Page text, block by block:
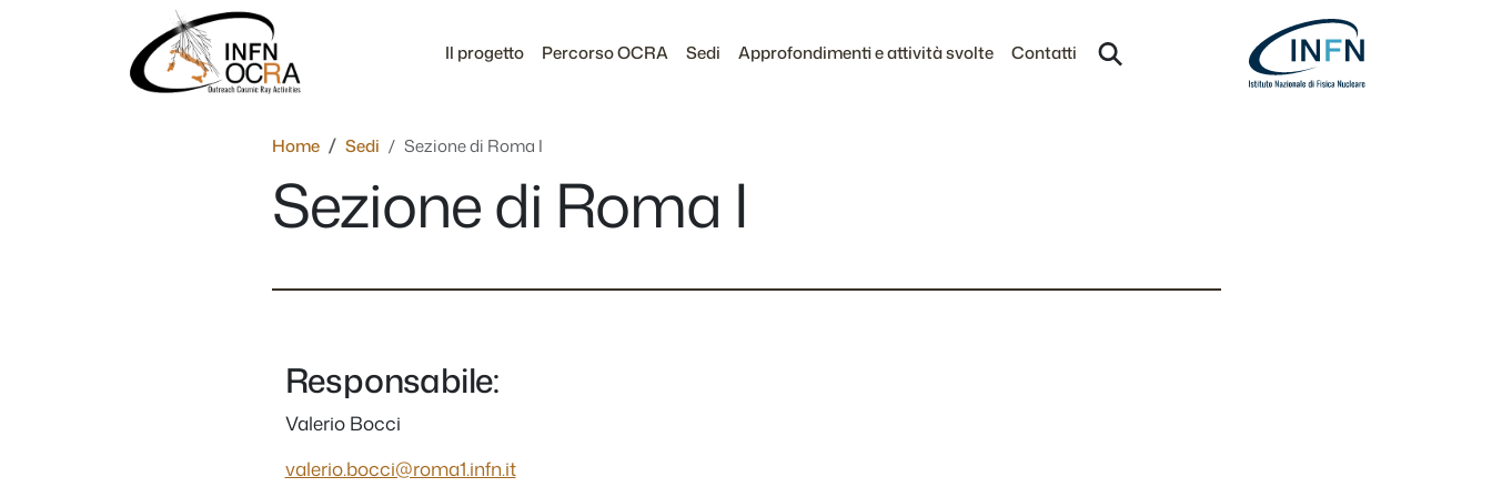
Il progetto Percorso OCRA Sedi Approfondimenti e attività svolte Contatti
Home Sedi Sezione di Roma I
Sezione di Roma I
Responsabile:
Valerio Bocci
valerio.bocci@roma1.infn.it